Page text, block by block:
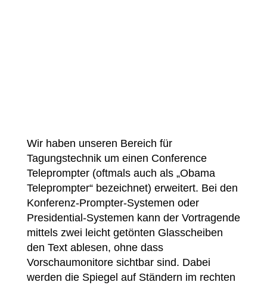
Wir haben unseren Bereich für
Tagungstechnik um einen Conference
Teleprompter (oftmals auch als „Obama
Teleprompter“ bezeichnet) erweitert. Bei den
Konferenz-Prompter-Systemen oder
Presidential-Systemen kann der Vortragende
mittels zwei leicht getönten Glasscheiben
den Text ablesen, ohne dass
Vorschaumonitore sichtbar sind. Dabei
werden die Spiegel auf Ständern im rechten